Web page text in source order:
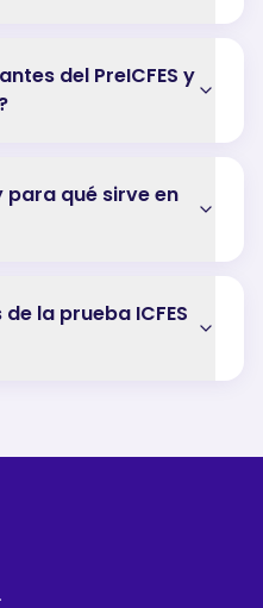
del PreICFES y
para qué sirve en
la prueba ICFES